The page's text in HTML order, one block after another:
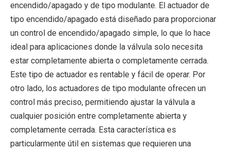
encendido/apagado y de tipo modulante. El actuador de
tipo encendido/apagado está diseñado para proporcionar
un control de encendido/apagado simple, lo que lo hace
ideal para aplicaciones donde la válvula solo necesita
estar completamente abierta o completamente cerrada.
Este tipo de actuador es rentable y fácil de operar. Por
otro lado, los actuadores de tipo modulante ofrecen un
control más preciso, permitiendo ajustar la válvula a
cualquier posición entre completamente abierta y
completamente cerrada. Esta característica es
particularmente útil en sistemas que requieren una